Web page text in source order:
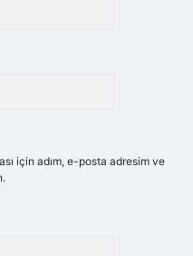
için adım, e-posta adresim ve